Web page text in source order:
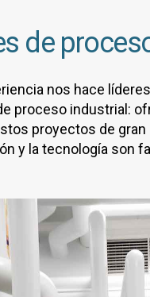
de
nos hace
proceso industrial:
proyectos de gran
y la tecnología son